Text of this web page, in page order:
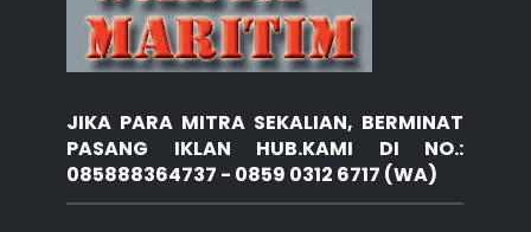
JIKA PARA MITRA SEKALIAN, BERMINAT
PASANG IKLAN HUB.KAMI DI NO.:
085888364737 - 0859 0312 6717 (WA)